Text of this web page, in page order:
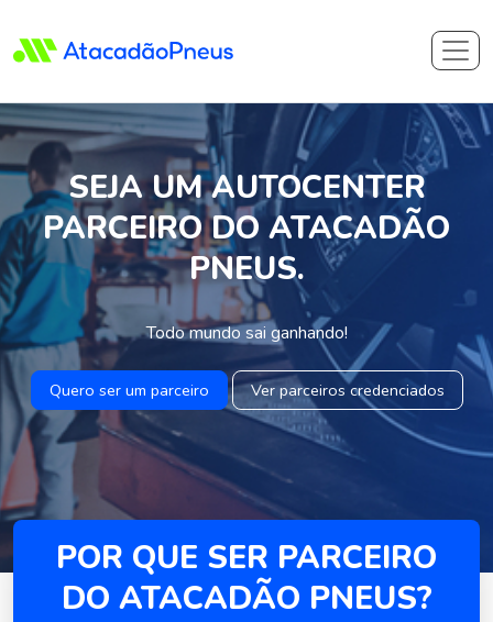
SEJA UM AUTOCENTER
PARCEIRO DO ATACADÃO
PNEUS.
Todo mundo sai ganhando!
Quero ser um parceiro Ver parceiros credenciados
POR QUE SER PARCEIRO
DO ATACADÃO PNEUS?